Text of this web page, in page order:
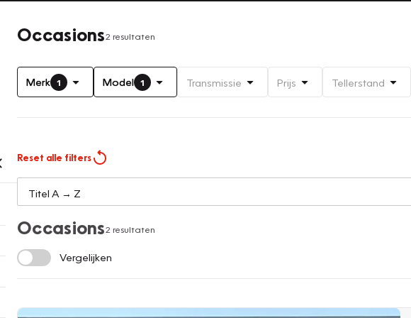
Occasions2 resultaten
Merk 1 Model 1 Transmissie Prijs Tellerstand
Reset alle filters
Occasions2 resultaten
Vergelijken